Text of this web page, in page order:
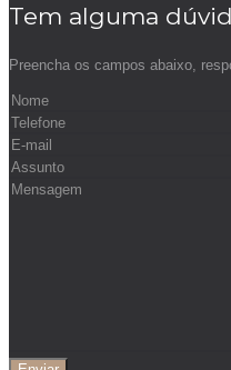
Tem alguma
Preencha os campos abaixo,